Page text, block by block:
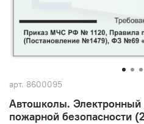
арт. 8600095
Автошколы. Электронный
пожарной безопасности